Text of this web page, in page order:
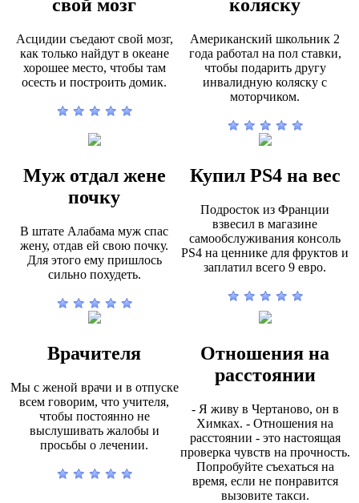
свой мозг
Асцидии съедают свой мозг,
как только найдут в океане
хорошее место, чтобы там
осесть и построить домик.
коляску
Американский школьник 2
года работал на пол ставки,
чтобы подарить другу
инвалидную коляску с
моторчиком.
Муж отдал жене
почку
В штате Алабама муж спас
жену, отдав ей свою почку.
Для этого ему пришлось
сильно похудеть.
Купил PS4 на вес
Подросток из Франции
взвесил в магазине
самообслуживания консоль
PS4 на ценнике для фруктов и
заплатил всего 9 евро.
Врачителя
Мы с женой врачи и в отпуске
всем говорим, что учителя,
чтобы постоянно не
выслушивать жалобы и
просьбы о лечении.
Отношения на
расстоянии
- Я живу в Чертаново, он в
Химках. - Отношения на
расстоянии - это настоящая
проверка чувств на прочность.
Попробуйте съехаться на
время, если не понравится
вызовите такси.